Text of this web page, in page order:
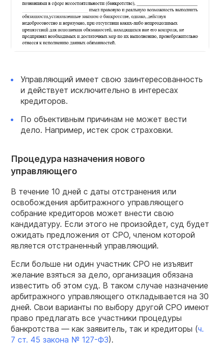
Управляющий имеет свою заинтересованность
и действует исключительно в интересах
кредиторов.
По объективным причинам не может вести
дело. Например, истек срок страховки.
Процедура назначения нового
управляющего
В течение 10 дней с даты отстранения или
освобождения арбитражного управляющего
собрание кредиторов может внести свою
кандидатуру. Если этого не произойдет, суд будет
ожидать предложения от СРО, членом которой
является отстраненный управляющий.
Если больше ни один участник СРО не изъявит
желание взяться за дело, организация обязана
известить об этом суд. В таком случае назначение
арбитражного управляющего откладывается на 30
дней. Свои варианты по выбору другой СРО имеют
право предлагать все участники процедуры
банкротства — как заявитель, так и кредиторы (ч.
7 ст. 45 закона № 127-ФЗ).